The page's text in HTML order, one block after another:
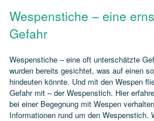
Wespenstiche – eine
Gefahr
Wespenstiche – eine oft unterschätzte
wurden bereits gesichtet, was auf einen
hindeuten könnte. Und mit den Wespen
Gefahr mit – der Wespenstich. Hier
bei einer Begegnung mit Wespen
Informationen rund um den Wespenstich.